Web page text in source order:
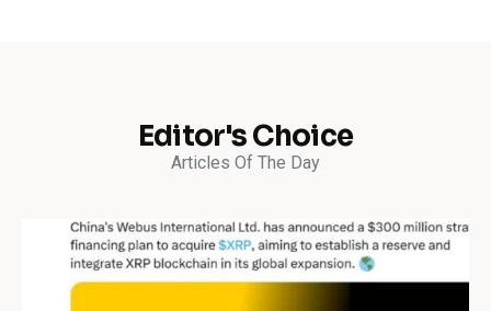
Editor's Choice
Articles Of The Day